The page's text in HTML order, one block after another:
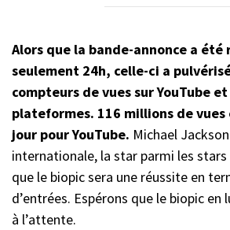
Alors que la bande-annonce a été
seulement 24h, celle-ci a
compteurs de vues sur YouTube
plateformes. 116 millions de vues
jour pour YouTube. Michael
internationale, la star parmi les
que le biopic sera une réussite en
d’entrées. Espérons que le biopic
à l’attente.